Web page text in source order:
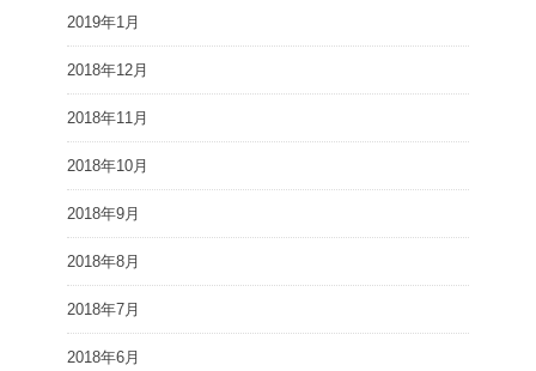
2019年1月
2018年12月
2018年11月
2018年10月
2018年9月
2018年8月
2018年7月
2018年6月